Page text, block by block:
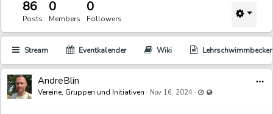
86
Posts
0
Members
0
Followers
Stream Eventkalender Wiki Lehrschwimmbecken
AndreBlin
Vereine, Gruppen und Initiativen · Nov 16, 2024 · Last updated Nov